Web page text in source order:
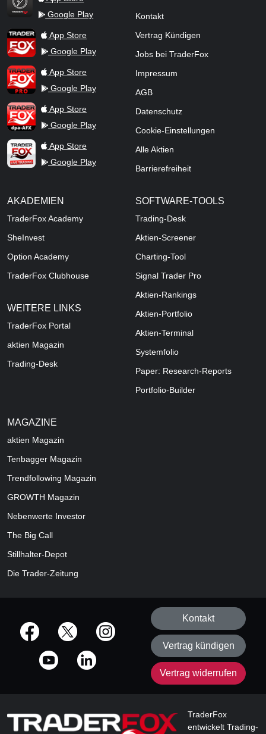
TraderFox Flash
Google Play
TraderFox AppApp Store
Google Play
TraderFox ProApp Store
Google Play
TraderFox dpa-AFX ProFeed
App Store
Google Play
TraderFox Live Trading
App Store
Google Play
Kontakt
Vertrag Kündigen
Jobs bei TraderFox
Impressum
AGB
Datenschutz
Cookie-Einstellungen
Alle Aktien
Barrierefreiheit
AKADEMIEN
TraderFox Academy
SheInvest
Option Academy
TraderFox Clubhouse
WEITERE LINKS
TraderFox Portal
aktien Magazin
Trading-Desk
SOFTWARE-TOOLS
Trading-Desk
Aktien-Screener
Charting-Tool
Signal Trader Pro
Aktien-Rankings
Aktien-Portfolio
Aktien-Terminal
Systemfolio
Paper: Research-Reports
Portfolio-Builder
MAGAZINE
aktien Magazin
Tenbagger Magazin
Trendfollowing Magazin
GROWTH Magazin
Nebenwerte Investor
The Big Call
Stillhalter-Depot
Die Trader-Zeitung
offizielle Social Media-Accounts
Kontakt
Vertrag kündigen
Vertrag widerrufen
TraderFox
entwickelt Trading-